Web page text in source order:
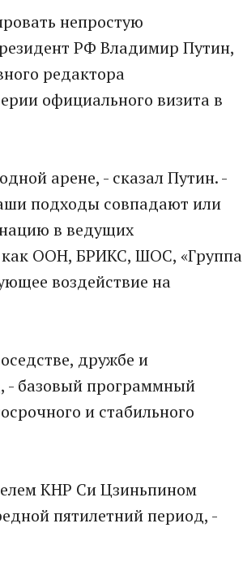
непростую
РФ Владимир Путин,
редактора
официального визита в
арене, - сказал Путин. -
подходы совпадают или
в ведущих
как ООН, БРИКС, ШОС, «Группа
воздействие на
дружбе и
- базовый программный
и стабильного
КНР Си Цзиньпином
пятилетний период, -